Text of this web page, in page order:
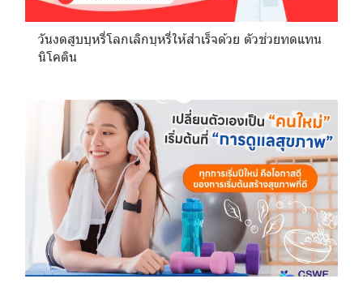
วันงดสูบบุหรี่โลกเลิกบุหรี่ให้สำเร็จด้วย ตัวช่วยทดแทน
นิโคติน